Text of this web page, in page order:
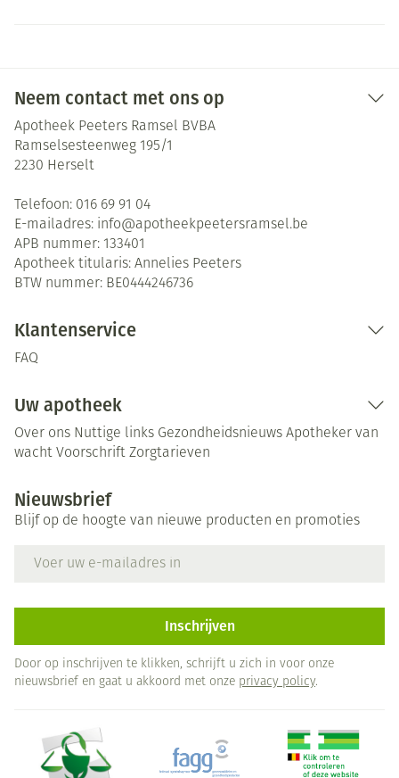
Neem contact met ons op
Apotheek Peeters Ramsel BVBA
Ramselsesteenweg 195/1
2230 Herselt
Telefoon: 016 69 91 04
E-mailadres: info@apotheekpeetersramsel.be
APB nummer: 133401
Apotheek titularis: Annelies Peeters
BTW nummer: BE0444246736
Klantenservice
FAQ
Uw apotheek
Over ons Nuttige links Gezondheidsnieuws Apotheker van
wacht Voorschrift Zorgtarieven
Nieuwsbrief
Blijf op de hoogte van nieuwe producten en promoties
Inschrijven
Door op inschrijven te klikken, schrijft u zich in voor onze
nieuwsbrief en gaat u akkoord met onze privacy policy.